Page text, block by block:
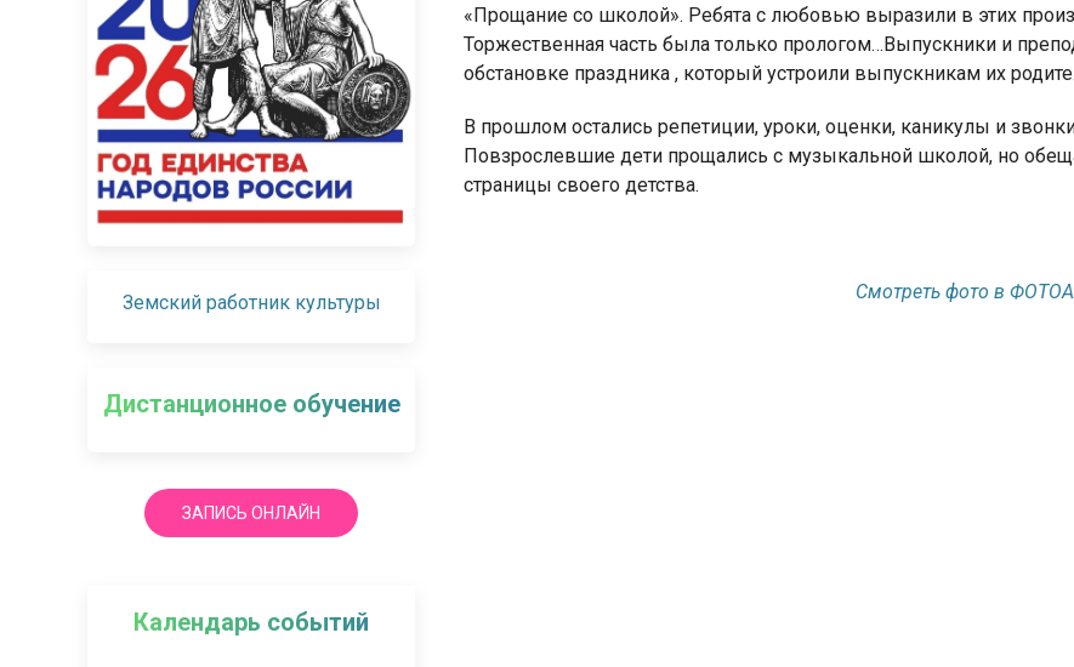
Земский работник культуры
Дистанционное обучение
ЗАПИСЬ ОНЛАЙН
Календарь событий
«Прощание со школой». Ребята с любовью выразили в этих
Торжественная часть была только прологом…Выпускники и
обстановке праздника , который устроили выпускникам их
В прошлом остались репетиции, уроки, оценки, каникулы и
Повзрослевшие дети прощались с музыкальной школой, но
страницы своего детства.
Смотреть фото в